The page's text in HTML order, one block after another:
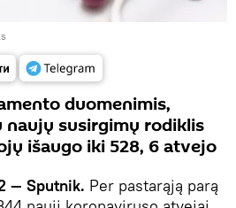
duomenimis,
naujų susirgimų rodiklis
išaugo iki 528, 6 atvejo
— Sputnik. Per pastarąją parą